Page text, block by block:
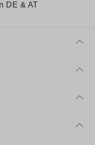
DE & AT